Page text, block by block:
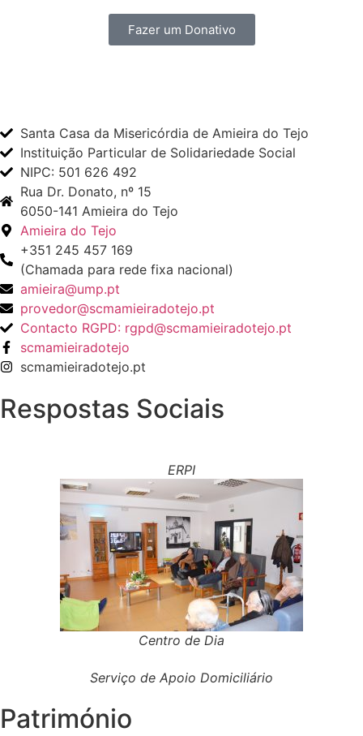
Fazer um Donativo
Santa Casa da Misericórdia de Amieira do Tejo
Instituição Particular de Solidariedade Social
NIPC: 501 626 492
Rua Dr. Donato, nº 15
6050-141 Amieira do Tejo
Amieira do Tejo
+351 245 457 169
(Chamada para rede fixa nacional)
amieira@ump.pt
provedor@scmamieiradotejo.pt
Contacto RGPD: rgpd@scmamieiradotejo.pt
scmamieiradotejo
scmamieiradotejo.pt
Respostas Sociais
ERPI
Centro de Dia
Serviço de Apoio Domiciliário
Património